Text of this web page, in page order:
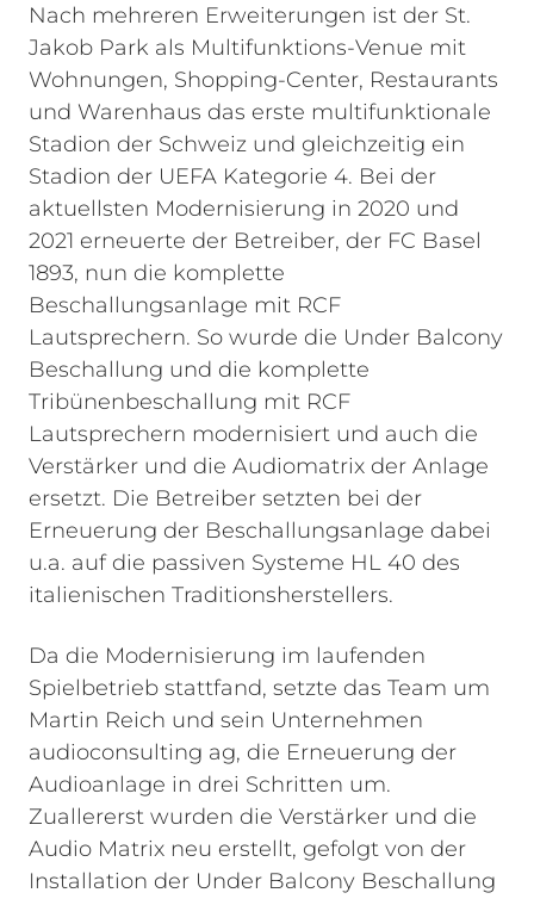
Nach mehreren Erweiterungen ist der St.
Jakob Park als Multifunktions-Venue mit
Wohnungen, Shopping-Center, Restaurants
und Warenhaus das erste multifunktionale
Stadion der Schweiz und gleichzeitig ein
Stadion der UEFA Kategorie 4. Bei der
aktuellsten Modernisierung in 2020 und
2021 erneuerte der Betreiber, der FC Basel
1893, nun die komplette
Beschallungsanlage mit RCF
Lautsprechern. So wurde die Under Balcony
Beschallung und die komplette
Tribünenbeschallung mit RCF
Lautsprechern modernisiert und auch die
Verstärker und die Audiomatrix der Anlage
ersetzt. Die Betreiber setzten bei der
Erneuerung der Beschallungsanlage dabei
u.a. auf die passiven Systeme HL 40 des
italienischen Traditionsherstellers.
Da die Modernisierung im laufenden
Spielbetrieb stattfand, setzte das Team um
Martin Reich und sein Unternehmen
audioconsulting ag, die Erneuerung der
Audioanlage in drei Schritten um.
Zuallererst wurden die Verstärker und die
Audio Matrix neu erstellt, gefolgt von der
Installation der Under Balcony Beschallung